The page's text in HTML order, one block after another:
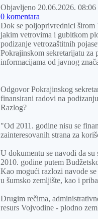
Objavljeno 20.06.2026. 08:06
0 komentara
Dok se poljoprivrednici širom
jakim vetrovima i gubitkom
podizanje vetrozaštitnih
Pokrajinskom sekretarijatu
informacijama od javnog
Odgovor Pokrajinskog
finansirani radovi na
Razlog?
"Od 2011. godine nisu se
zainteresovanih strana za
U dokumentu se navodi da su
2010. godine putem
Kao mogući razlozi navode
u šumsko zemljište, kao i
Drugim rečima,
resurs Vojvodine - plodno